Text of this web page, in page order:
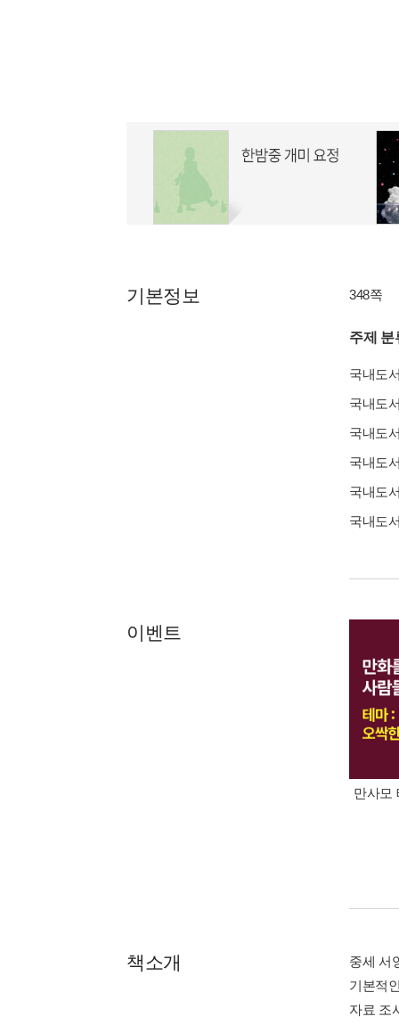
기본정보 348쪽
주제 분
국내도
국내도
국내도
국내도
국내도
국내도
이벤트
만사모
책소개
중세 서
기본적
자료 조